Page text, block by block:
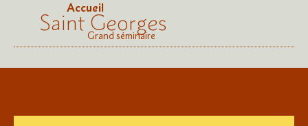
Accueil
Saint Georges
Grand séminaire